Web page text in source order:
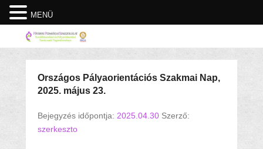
Országos Pályaorientációs Szakmai Nap,
2025. május 23.
Bejegyzés időpontja: 2025.04.30 Szerző:
szerkeszto
MENÜ